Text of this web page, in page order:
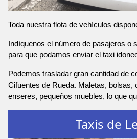
Toda nuestra flota de vehículos
Indíquenos el número de pasajeros o
para que podamos enviar el taxi
Podemos trasladar gran cantidad de
Cifuentes de Rueda. Maletas, bolsas,
enseres, pequeños muebles, lo que
Taxis de